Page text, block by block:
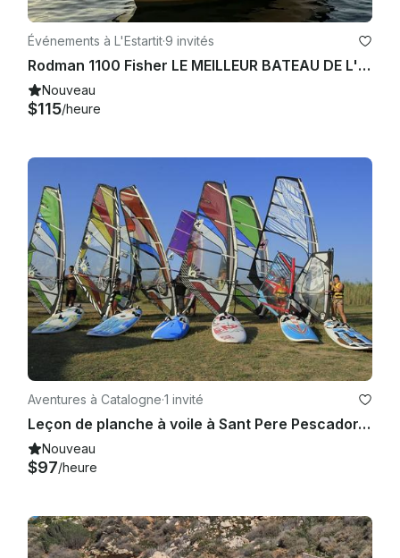
Événements à L'Estartit·9 invités
Rodman 1100 Fisher LE MEILLEUR BATEAU DE L'ESTARTIT - OLCABE
Nouveau
$115/heure
Aventures à Catalogne·1 invité
Leçon de planche à voile à Sant Pere Pescador, Espagne
Nouveau
$97/heure